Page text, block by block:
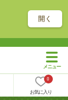
開く
0
お気に入り